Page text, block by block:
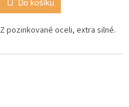
Do košíku
Z pozinkované oceli, extra silné.